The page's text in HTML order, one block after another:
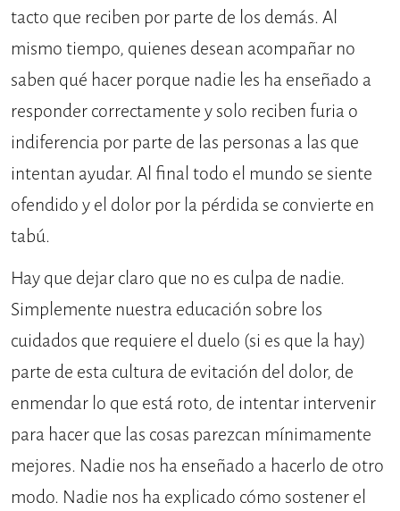
tacto que reciben por parte de los demás. Al
mismo tiempo, quienes desean acompañar no
saben qué hacer porque nadie les ha enseñado a
responder correctamente y solo reciben furia o
indiferencia por parte de las personas a las que
intentan ayudar. Al final todo el mundo se siente
ofendido y el dolor por la pérdida se convierte en
tabú.
Hay que dejar claro que no es culpa de nadie.
Simplemente nuestra educación sobre los
cuidados que requiere el duelo (si es que la hay)
parte de esta cultura de evitación del dolor, de
enmendar lo que está roto, de intentar intervenir
para hacer que las cosas parezcan mínimamente
mejores. Nadie nos ha enseñado a hacerlo de otro
modo. Nadie nos ha explicado cómo sostener el